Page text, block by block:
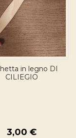
in legno DI
CILIEGIO
3,00 €